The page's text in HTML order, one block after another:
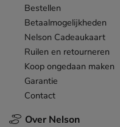
Over Nelson
Bestellen
Betaalmogelijkheden
Nelson Cadeaukaart
Ruilen en retourneren
Koop ongedaan maken
Garantie
Contact